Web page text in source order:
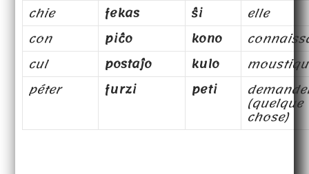
chie
fekas ŝi
elle
con
piĉo kono
cul
postaĵo kulo
péter
furzi peti
(quelque
chose)